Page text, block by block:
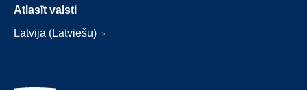
Atlasīt valsti
Latvija (Latviešu)